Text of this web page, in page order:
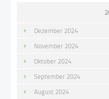
Dezember 2024
November 2024
Oktober 2024
September 2024
August 2024